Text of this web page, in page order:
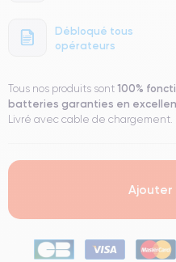
Débloqué tous
opérateurs
Tous nos produits sont 100%
batteries garanties en
Livré avec cable de chargement.
Ajouter